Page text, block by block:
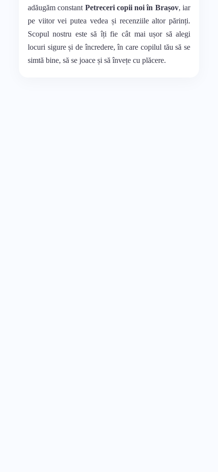
adăugăm constant Petreceri copii noi în Brașov, iar
pe viitor vei putea vedea și recenziile altor părinți.
Scopul nostru este să îți fie cât mai ușor să alegi
locuri sigure și de încredere, în care copilul tău să se
simtă bine, să se joace și să învețe cu plăcere.